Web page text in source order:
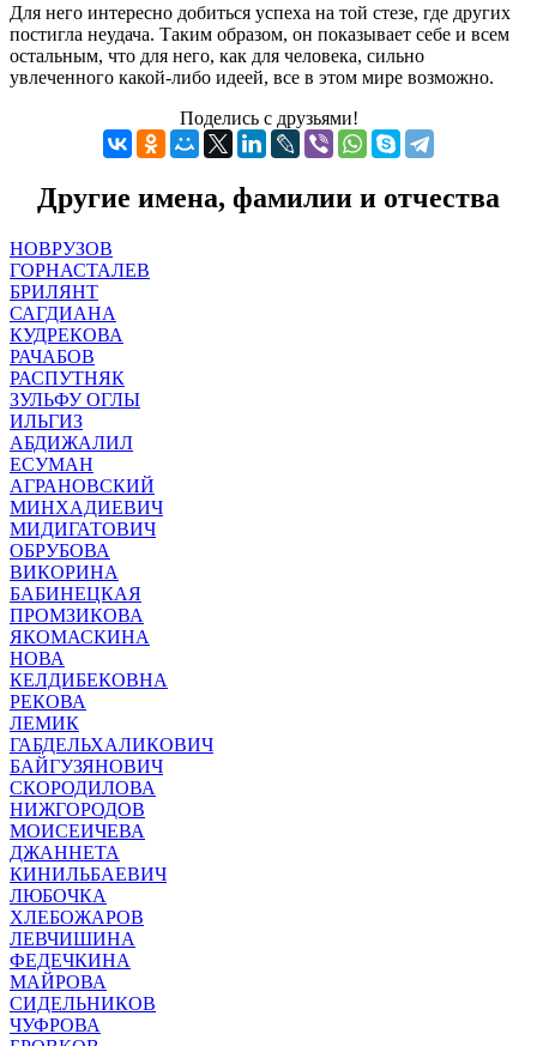
Для него интересно добиться успеха на той стезе, где других
постигла неудача. Таким образом, он показывает себе и всем
остальным, что для него, как для человека, сильно
увлеченного какой-либо идеей, все в этом мире возможно.
Поделись с друзьями!
Другие имена, фамилии и отчества
НОВРУЗОВ
ГОРНАСТАЛЕВ
БРИЛЯНТ
САГДИАНА
КУДРЕКОВА
РАЧАБОВ
РАСПУТНЯК
ЗУЛЬФУ ОГЛЫ
ИЛЬГИЗ
АБДИЖАЛИЛ
ЕСУМАН
АГРАНОВСКИЙ
МИНХАДИЕВИЧ
МИДИГАТОВИЧ
ОБРУБОВА
ВИКОРИНА
БАБИНЕЦКАЯ
ПРОМЗИКОВА
ЯКОМАСКИНА
НОВА
КЕЛДИБЕКОВНА
РЕКОВА
ЛЕМИК
ГАБДЕЛЬХАЛИКОВИЧ
БАЙГУЗЯНОВИЧ
СКОРОДИЛОВА
НИЖГОРОДОВ
МОИСЕИЧЕВА
ДЖАННЕТА
КИНИЛЬБАЕВИЧ
ЛЮБОЧКА
ХЛЕБОЖАРОВ
ЛЕВЧИШИНА
ФЕДЕЧКИНА
МАЙРОВА
СИДЕЛЬНИКОВ
ЧУФРОВА